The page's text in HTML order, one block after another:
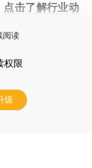
点击了解行业动
阅读
权限
级